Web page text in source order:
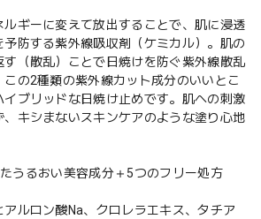
ギーに変えて放出することで、肌に浸透
防する紫外線吸収剤（ケミカル）。肌の
（散乱）ことで日焼けを防ぐ紫外線散乱
の2種類の紫外線カット成分のいいとこ
ブリッドな日焼け止めです。肌への刺激
キシまないスキンケアのような塗り心地
うるおい美容成分＋5つのフリー処方
ルロン酸Na、クロレラエキス、タチア